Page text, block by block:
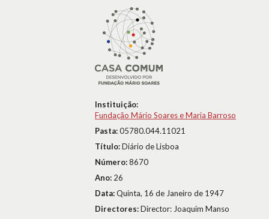
Instituição:
Fundação Mário Soares e Maria Barroso
Pasta:05780.044.11021
Título:Diário de Lisboa
Número:8670
Ano: 26
Data:Quinta, 16 de Janeiro de 1947
Directores:Director: Joaquim Manso